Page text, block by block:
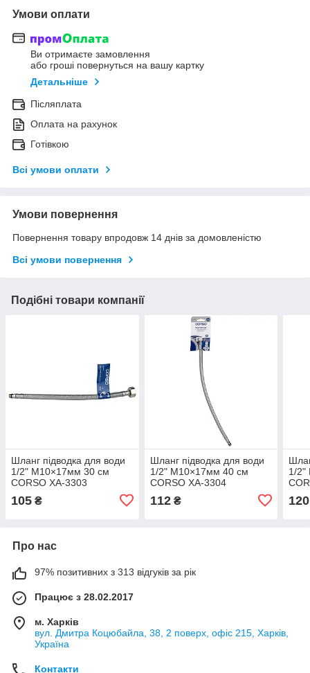
Умови оплати
Ви отримаєте замовлення
або гроші повернуться на вашу картку
Детальніше
Післяплата
Оплата на рахунок
Готівкою
Всі умови оплати
Умови повернення
Повернення товару впродовж 14 днів за домовленістю
Всі умови повернення
Подібні товари компанії
Шланг підводка для води
1/2" М10×17мм 30 см
CORSO XA-3303
105 ₴
Шланг підводка для води
1/2" М10×17мм 40 см
CORSO XA-3304
112₴
1/2"
120
Про нас
97% позитивних з 313 відгуків за рік
Працює з 28.02.2017
м. Харків
вул. Дмитра Коцюбайла, 38, 2 поверх, офіс 215, Харків,
Україна
Контакти